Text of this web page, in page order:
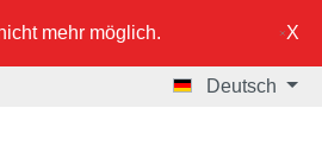
mehr möglich.
Deutsch